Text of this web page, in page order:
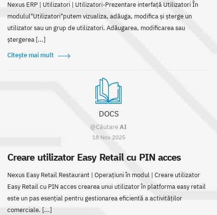
Nexus ERP | Utilizatori | Utilizatori-Prezentare interfață Utilizatori În
modulul"Utilizatori"putem vizualiza, adăuga, modifica și șterge un
utilizator sau un grup de utilizatori. Adăugarea, modificarea sau
ștergerea [...]
Citește mai mult
DOCS
@CăutareAI
18 Nov 2025
Creare utilizator Easy Retail cu PIN acces
Nexus Easy Retail Restaurant | Operațiuni în modul | Creare utilizator
Easy Retail cu PIN acces crearea unui utilizator în platforma easy retail
este un pas esențial pentru gestionarea eficientă a activităților
comerciale. [...]